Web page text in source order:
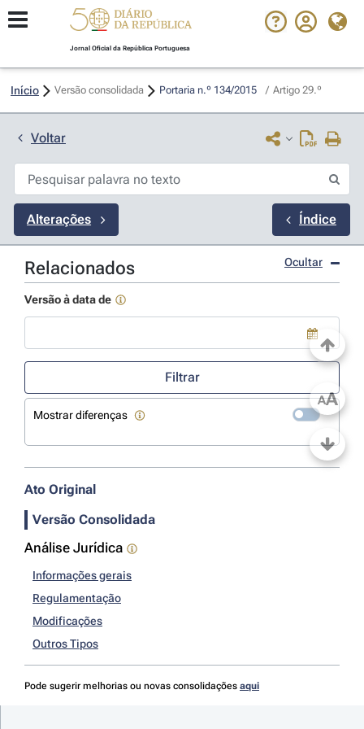
Jornal Oficial da República Portuguesa
Início Versão consolidada Portaria n.º 134/2015 / Artigo 29.º
Voltar
Alterações Índice
Relacionados Ocultar
Versão à data de
Use a tecla de seta para baixo para abrir o calendário; Use as
Filtrar
Mostrar diferenças
Ato Original
Versão Consolidada
Análise Jurídica
Informações gerais
Regulamentação
Modificações
Outros Tipos
Pode sugerir melhorias ou novas consolidações aqui
AA